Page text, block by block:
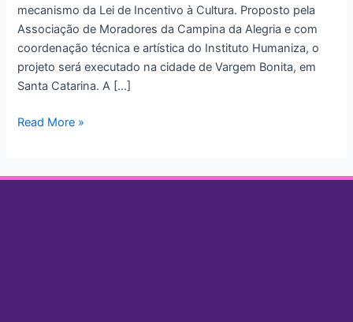
mecanismo da Lei de Incentivo à Cultura. Proposto pela
Associação de Moradores da Campina da Alegria e com
coordenação técnica e artística do Instituto Humaniza, o
projeto será executado na cidade de Vargem Bonita, em
Santa Catarina. A […]
Read More »